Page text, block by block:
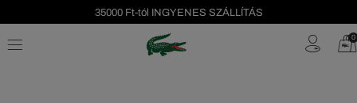
35000 Ft-tól INGYENES SZÁLLÍTÁS
Szezonális leárazás akár -40%! 0